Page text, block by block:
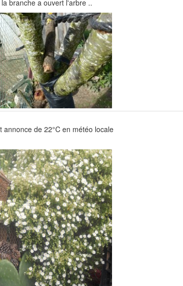
branche a ouvert l'arbre ..
de 22°C en météo locale